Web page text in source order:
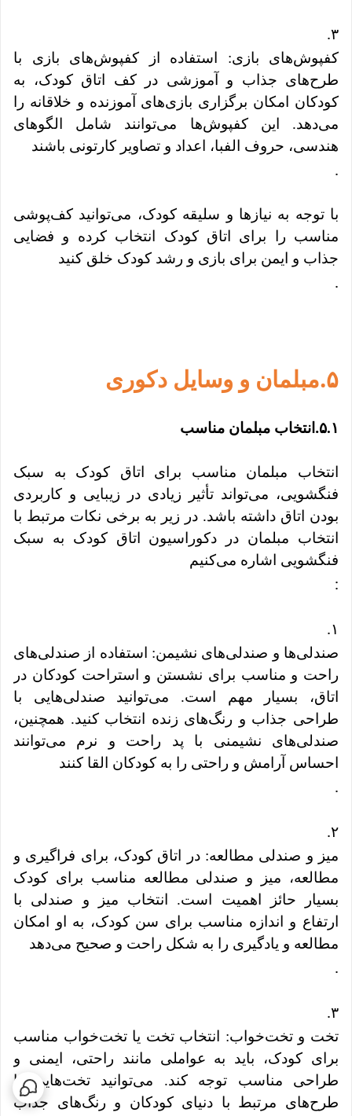
۳.
کفپوش‌های بازی: استفاده از کفپوش‌های بازی با
طرح‌های جذاب و آموزشی در کف اتاق کودک، به
کودکان امکان برگزاری بازی‌های آموزنده و خلاقانه را
می‌دهد. این کفپوش‌ها می‌توانند شامل الگوهای
هندسی، حروف الفبا، اعداد و تصاویر کارتونی باشند
.
با توجه به نیازها و سلیقه کودک، می‌توانید کف‌پوشی
مناسب را برای اتاق کودک انتخاب کرده و فضایی
جذاب و ایمن برای بازی و رشد کودک خلق کنید
.
۵.مبلمان و وسایل دکوری
۵.۱. انتخاب مبلمان مناسب
انتخاب مبلمان مناسب برای اتاق کودک به سبک
فنگشویی، می‌تواند تأثیر زیادی در زیبایی و کاربردی
بودن اتاق داشته باشد. در زیر به برخی نکات مرتبط با
انتخاب مبلمان در دکوراسیون اتاق کودک به سبک
فنگشویی اشاره می‌کنیم
:
۱.
صندلی‌ها و صندلی‌های نشیمن: استفاده از صندلی‌های
راحت و مناسب برای نشستن و استراحت کودکان در
اتاق، بسیار مهم است. می‌توانید صندلی‌هایی با
طراحی جذاب و رنگ‌های زنده انتخاب کنید. همچنین،
صندلی‌های نشیمنی با پد راحت و نرم می‌توانند
احساس آرامش و راحتی را به کودکان القا کنند
.
۲.
میز و صندلی مطالعه: در اتاق کودک، برای فراگیری و
مطالعه، میز و صندلی مطالعه مناسب برای کودک
بسیار حائز اهمیت است. انتخاب میز و صندلی با
ارتفاع و اندازه مناسب برای سن کودک، به او امکان
مطالعه و یادگیری را به شکل راحت و صحیح می‌دهد
.
۳.
تخت و تخت‌خواب: انتخاب تخت یا تخت‌خواب مناسب
برای کودک، باید به عواملی مانند راحتی، ایمنی و
طراحی مناسب توجه کند. می‌توانید تخت‌هایی با
طرح‌های مرتبط با دنیای کودکان و رنگ‌های جذاب